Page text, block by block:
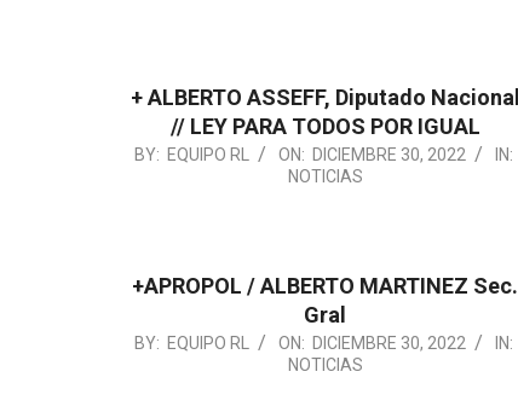
+ ALBERTO ASSEFF, Diputado Nacional
// LEY PARA TODOS POR IGUAL
2022-
BY: EQUIPO RL ON: DICIEMBRE 30, 2022
IN:
NOTICIAS
+APROPOL / ALBERTO MARTINEZ Sec.
Gral
2022-
BY: EQUIPO RL ON: DICIEMBRE 30, 2022
IN:
NOTICIAS